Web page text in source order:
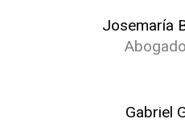
Josemaría
Gabriel